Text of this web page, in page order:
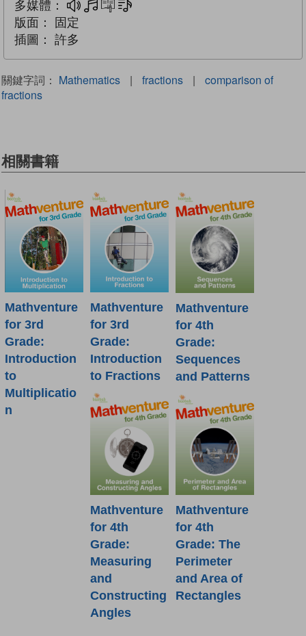
多媒體： 多媒體互動練習
版面：
固定
插圖：
許多
關鍵字詞： Mathematics | fractions |
comparison of
fractions
相關書籍
Mathventure
for 3rd
Grade:
Introduction
to
Multiplicatio
n
Mathventure
for 3rd
Grade:
Introduction
to Fractions
Mathventure
for 4th
Grade:
Sequences
and Patterns
Mathventure
for 4th
Grade:
Measuring
and
Constructing
Angles
Mathventure
for 4th
Grade: The
Perimeter
and Area of
Rectangles